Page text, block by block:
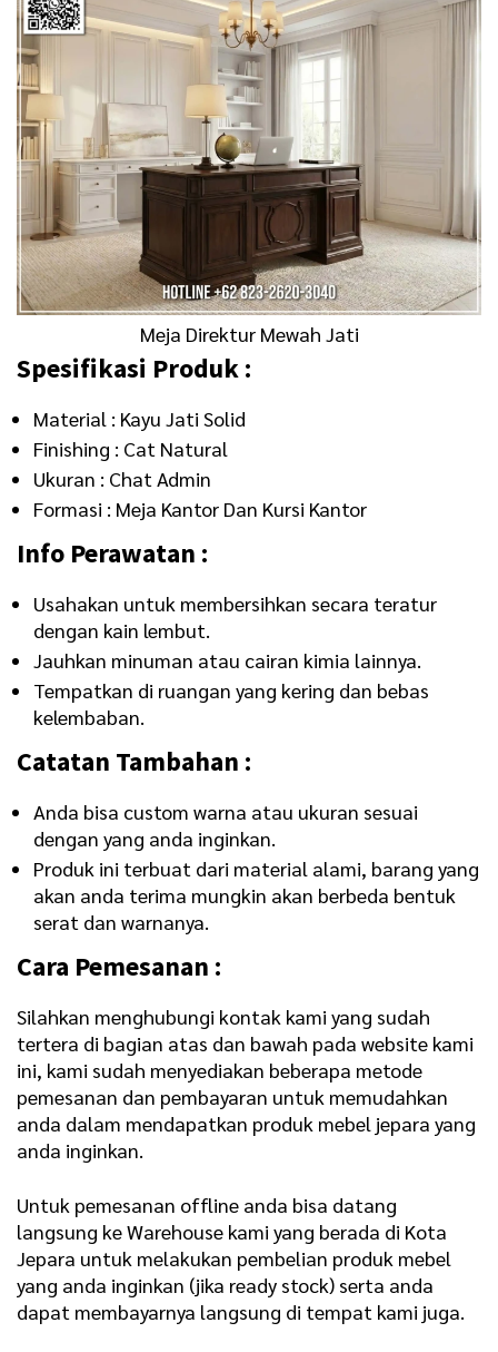
Meja Direktur Mewah Jati
Spesifikasi Produk :
Material : Kayu Jati Solid
Finishing : Cat Natural
Ukuran : Chat Admin
Formasi : Meja Kantor Dan Kursi Kantor
Info Perawatan :
Usahakan untuk membersihkan secara teratur
dengan kain lembut.
Jauhkan minuman atau cairan kimia lainnya.
Tempatkan di ruangan yang kering dan bebas
kelembaban.
Catatan Tambahan :
Anda bisa custom warna atau ukuran sesuai
dengan yang anda inginkan.
Produk ini terbuat dari material alami, barang yang
akan anda terima mungkin akan berbeda bentuk
serat dan warnanya.
Cara Pemesanan :
Silahkan menghubungi kontak kami yang sudah
tertera di bagian atas dan bawah pada website kami
ini, kami sudah menyediakan beberapa metode
pemesanan dan pembayaran untuk memudahkan
anda dalam mendapatkan produk mebel jepara yang
anda inginkan.
Untuk pemesanan offline anda bisa datang
langsung ke Warehouse kami yang berada di Kota
Jepara untuk melakukan pembelian produk mebel
yang anda inginkan (jika ready stock) serta anda
dapat membayarnya langsung di tempat kami juga.